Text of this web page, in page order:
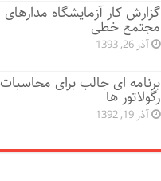
گزارش کار آزمایشگاه مدارهای
مجتمع خطی
آذر 26, 1393
برنامه ای جالب برای محاسبات
رگولاتور ها
آذر 19, 1392